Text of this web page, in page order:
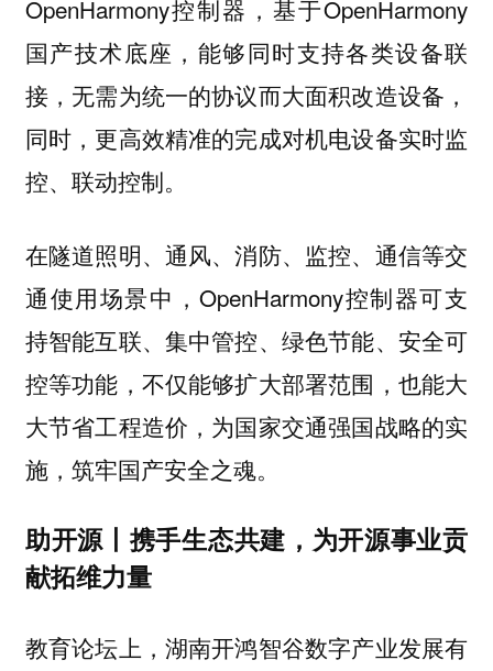
OpenHarmony控制器，基于OpenHarmony
国产技术底座，能够同时支持各类设备联
接，无需为统一的协议而大面积改造设备，
同时，更高效精准的完成对机电设备实时监
控、联动控制。
在隧道照明、通风、消防、监控、通信等交
通使用场景中，OpenHarmony控制器可支
持智能互联、集中管控、绿色节能、安全可
控等功能，不仅能够扩大部署范围，也能大
大节省工程造价，为国家交通强国战略的实
施，筑牢国产安全之魂。
助开源丨携手生态共建，为开源事业贡
献拓维力量
教育论坛上，湖南开鸿智谷数字产业发展有